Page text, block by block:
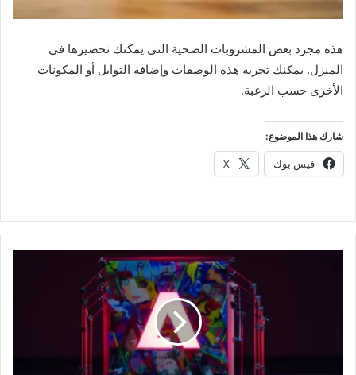
هذه مجرد بعض المشروبات الصحية التي يمكنك تحضيرها في
المنزل. يمكنك تجربة هذه الوصفات وإضافة التوابل أو المكونات
الأخرى حسب الرغبة.
شارك هذا الموضوع:
فيس بوك X